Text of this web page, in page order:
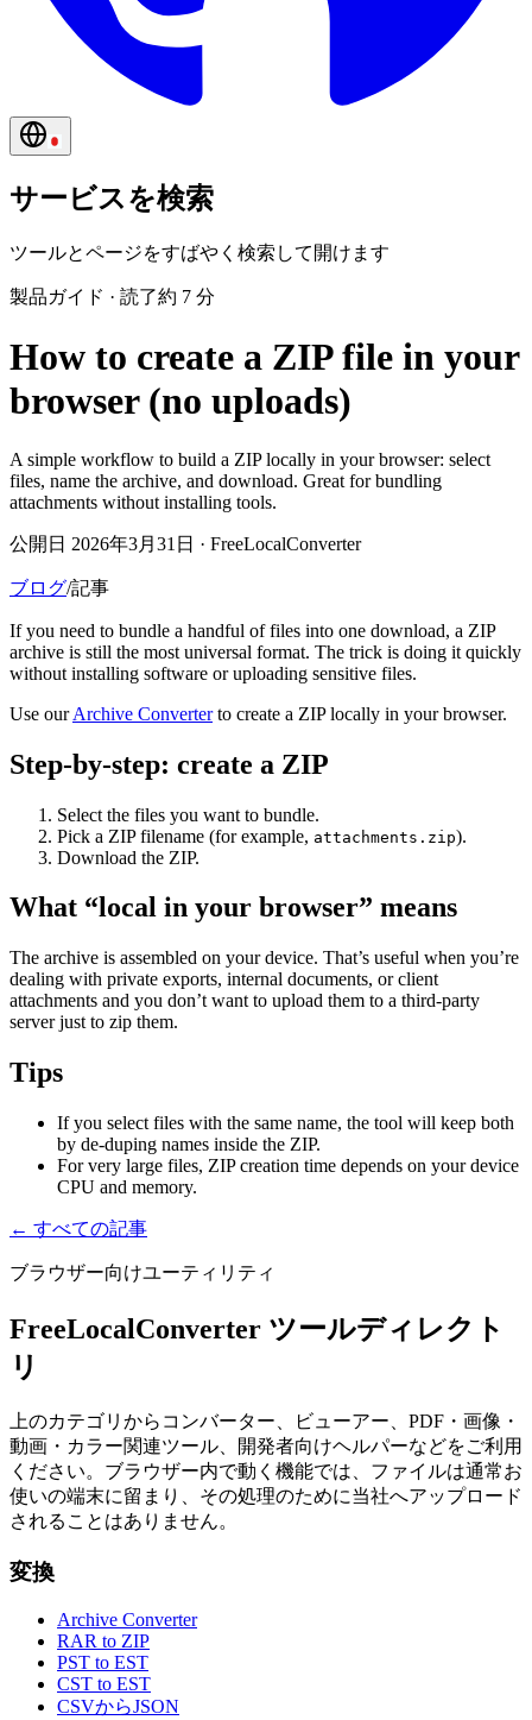
サービスを検索
ツールとページをすばやく検索して開けます
製品ガイド · 読了約 7 分
How to create a ZIP file in your
browser (no uploads)
A simple workflow to build a ZIP locally in your browser: select
files, name the archive, and download. Great for bundling
attachments without installing tools.
公開日 2026年3月31日 · FreeLocalConverter
ブログ/記事
If you need to bundle a handful of files into one download, a ZIP
archive is still the most universal format. The trick is doing it quickly
without installing software or uploading sensitive files.
Use our Archive Converter to create a ZIP locally in your browser.
Step-by-step: create a ZIP
Select the files you want to bundle.
Pick a ZIP filename (for example, attachments.zip).
Download the ZIP.
What “local in your browser” means
The archive is assembled on your device. That’s useful when you’re
dealing with private exports, internal documents, or client
attachments and you don’t want to upload them to a third-party
server just to zip them.
Tips
If you select files with the same name, the tool will keep both
by de-duping names inside the ZIP.
For very large files, ZIP creation time depends on your device
CPU and memory.
← すべての記事
ブラウザー向けユーティリティ
FreeLocalConverter ツールディレクト
リ
上のカテゴリからコンバーター、ビューアー、PDF・画像・
動画・カラー関連ツール、開発者向けヘルパーなどをご利用
ください。ブラウザー内で動く機能では、ファイルは通常お
使いの端末に留まり、その処理のために当社へアップロード
されることはありません。
変換
Archive Converter
RAR to ZIP
PST to EST
CST to EST
CSVからJSON